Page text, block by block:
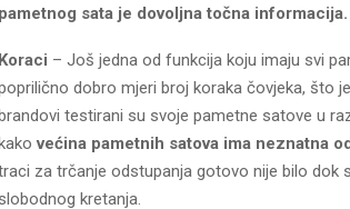
pametnog sata je dovoljna točna informacija.
Koraci – Još jedna od funkcija koju imaju svi
dobro mjeri broj koraka čovjeka, što
testirani su svoje pametne satove u
većina pametnih satova ima neznatna
za trčanje odstupanja gotovo nije bilo dok
slobodnog kretanja.